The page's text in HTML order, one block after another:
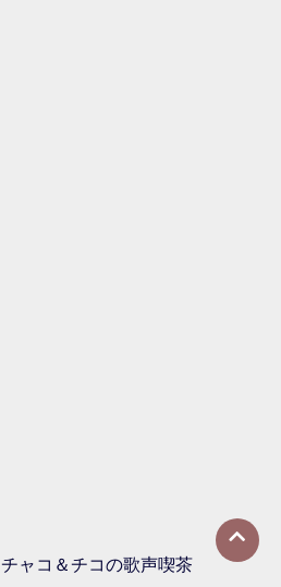
チャコ＆チコの歌声喫茶